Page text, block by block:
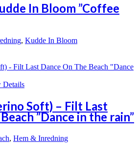
In Bloom ”Coffee
, Kudde In Bloom
Details
Soft) – Filt Last
”Dance in the rain”
, Hem & Inredning